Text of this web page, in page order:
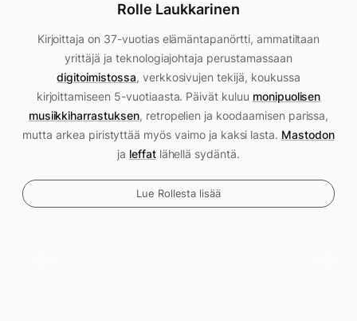
Rolle Laukkarinen
Kirjoittaja on 37-vuotias elämäntapanörtti, ammatiltaan
yrittäjä ja teknologiajohtaja perustamassaan
digitoimistossa, verkkosivujen tekijä, koukussa
kirjoittamiseen 5-vuotiaasta. Päivät kuluu monipuolisen
musiikkiharrastuksen, retropelien ja koodaamisen parissa,
mutta arkea piristyttää myös vaimo ja kaksi lasta. Mastodon
ja leffatlähellä sydäntä.
Lue Rollesta lisää